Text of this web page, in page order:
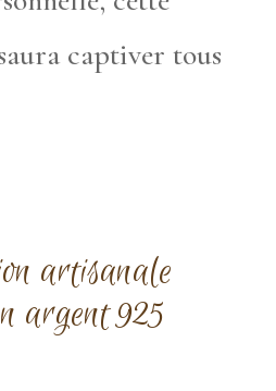
captiver tous
artisanale
argent 925